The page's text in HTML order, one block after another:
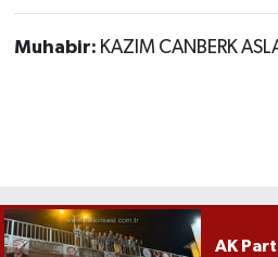
Muhabir: KAZIM CANBERK
AK
Resmi İlan
SİYASET